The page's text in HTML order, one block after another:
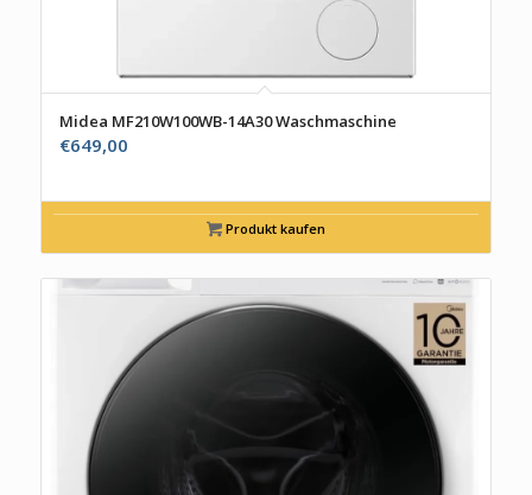
Midea MF210W100WB-14A30 Waschmaschine
€649,00
Produkt kaufen